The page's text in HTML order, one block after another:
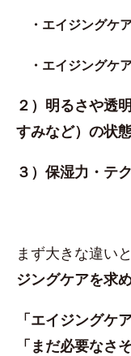
・エイジングケ
・エイジングケ
２）明るさや透
すみなど）の状
３）保湿力・テ
まず大きな違い
ジングケアを求
「エイジングケ
「まだ必要なさ